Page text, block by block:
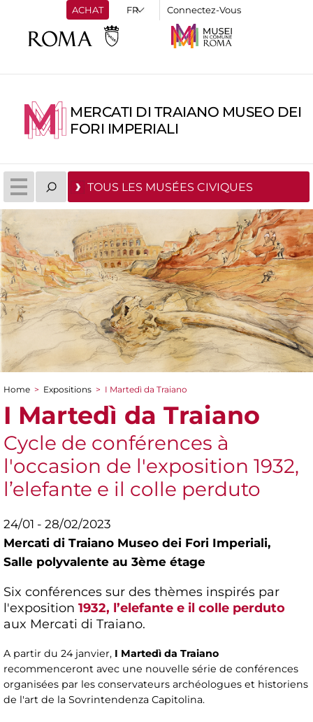
ACHAT Connectez-Vous
MERCATI DI TRAIANO MUSEO DEI
FORI IMPERIALI
TOUS LES MUSÉES CIVIQUES
You are here
Home > Expositions > I Martedì da Traiano
I Martedì da Traiano
Cycle de conférences à
l'occasion de l'exposition 1932,
l’elefante e il colle perduto
24/01 - 28/02/2023
Mercati di Traiano Museo dei Fori Imperiali,
Salle polyvalente au 3ème étage
Six conférences sur des thèmes inspirés par
l'exposition 1932, l’elefante e il colle perduto
aux Mercati di Traiano.
A partir du 24 janvier, I Martedì da Traiano
recommenceront avec une nouvelle série de conférences
organisées par les conservateurs archéologues et historiens
de l'art de la Sovrintendenza Capitolina.